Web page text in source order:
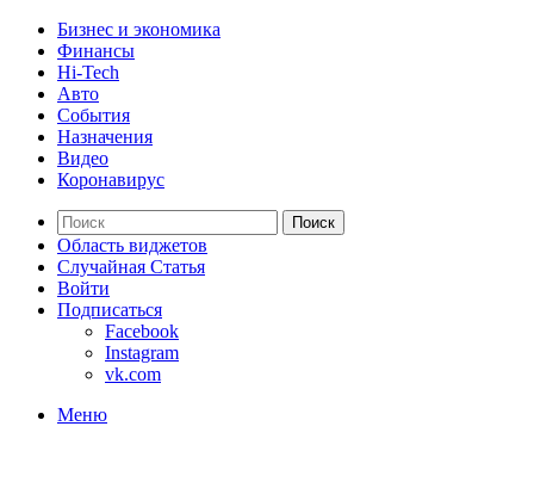
Бизнес и экономика
Финансы
Hi-Tech
Авто
События
Назначения
Видео
Коронавирус
Поиск
Область виджетов
Случайная Статья
Войти
Подписаться
Facebook
Instagram
vk.com
Меню